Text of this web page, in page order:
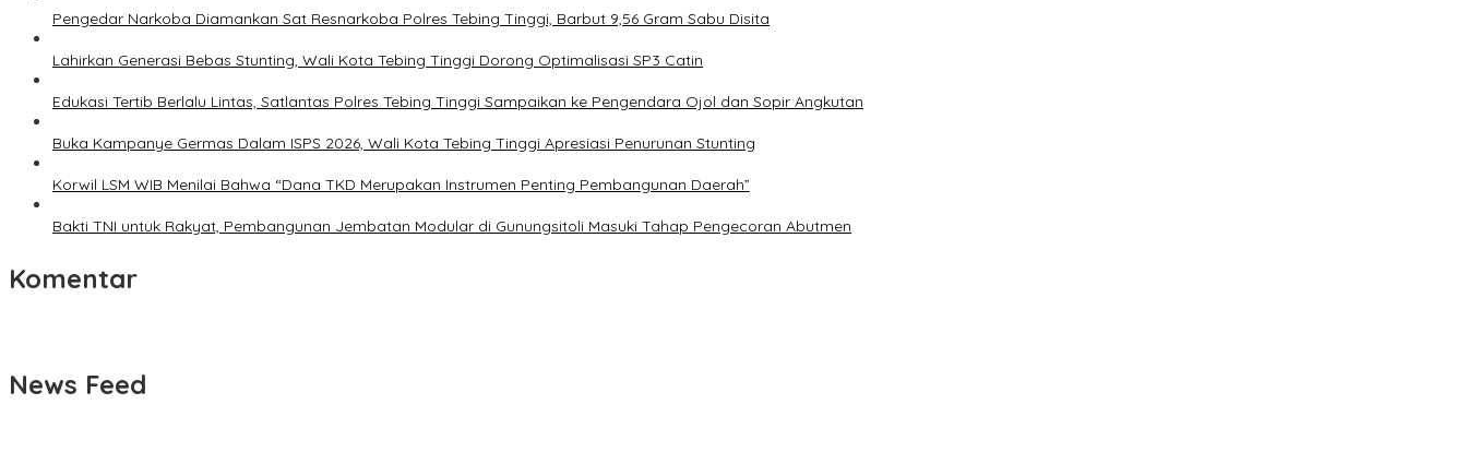
Pengedar Narkoba Diamankan Sat Resnarkoba Polres Tebing Tinggi, Barbut 9,56 Gram Sabu Disita
Lahirkan Generasi Bebas Stunting, Wali Kota Tebing Tinggi Dorong Optimalisasi SP3 Catin
Edukasi Tertib Berlalu Lintas, Satlantas Polres Tebing Tinggi Sampaikan ke Pengendara Ojol dan Sopir Angkutan
Buka Kampanye Germas Dalam ISPS 2026, Wali Kota Tebing Tinggi Apresiasi Penurunan Stunting
Korwil LSM WIB Menilai Bahwa “Dana TKD Merupakan Instrumen Penting Pembangunan Daerah”
Bakti TNI untuk Rakyat, Pembangunan Jembatan Modular di Gunungsitoli Masuki Tahap Pengecoran Abutmen
Komentar
News Feed